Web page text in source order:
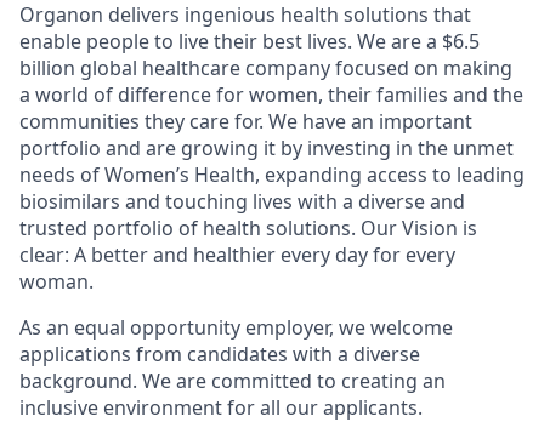
Organon delivers ingenious health solutions that
enable people to live their best lives. We are a $6.5
billion global healthcare company focused on making
a world of difference for women, their families and the
communities they care for. We have an important
portfolio and are growing it by investing in the unmet
needs of Women’s Health, expanding access to leading
biosimilars and touching lives with a diverse and
trusted portfolio of health solutions. Our Vision is
clear: A better and healthier every day for every
woman.
As an equal opportunity employer, we welcome
applications from candidates with a diverse
background. We are committed to creating an
inclusive environment for all our applicants.